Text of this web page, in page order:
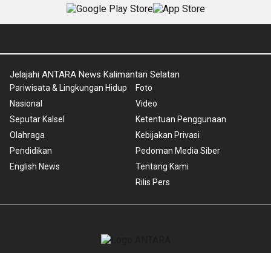
Jelajahi ANTARA News Kalimantan Selatan
Pariwisata & Lingkungan Hidup
Nasional
Seputar Kalsel
Olahraga
Pendidikan
English News
Foto
Video
Ketentuan Penggunaan
Kebijakan Privasi
Pedoman Media Siber
Tentang Kami
Rilis Pers